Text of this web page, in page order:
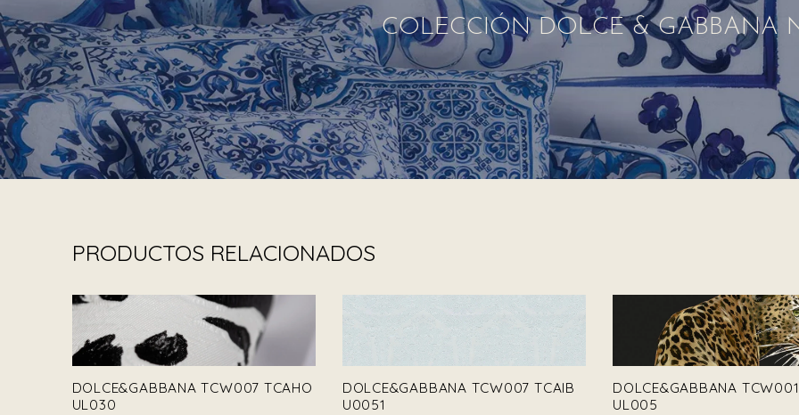
COLECCIÓN DOLCE & GABBANA
PRODUCTOS RELACIONADOS
DOLCE&GABBANA TCW007 TCAHO
UL030
DOLCE&GABBANA TCW007 TCAIB
U0051
DOLCE&GABBANA
UL005